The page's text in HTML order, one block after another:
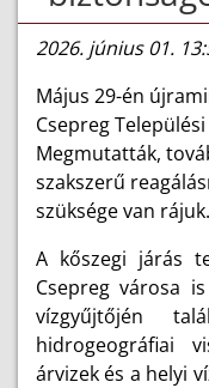
2026. június 01.
Május 29-én
Csepreg
Megmutatták,
szakszerű
szüksége van rájuk.
A kőszegi járás
Csepreg városa
vízgyűjtőjén
hidrogeográfiai
árvizek és a helyi